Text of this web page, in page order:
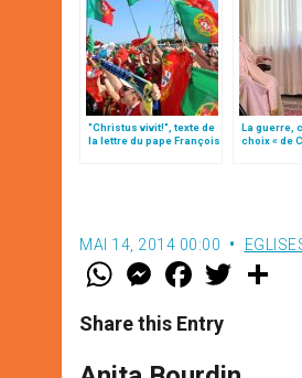
"Christus vivit!", texte de
la lettre du pape François
La guerre,
choix « de
MAI 14, 2014 00:00
W
t
s
p
M
e
s
e
g
F
a
e
b
o
w
r
Share this Entry